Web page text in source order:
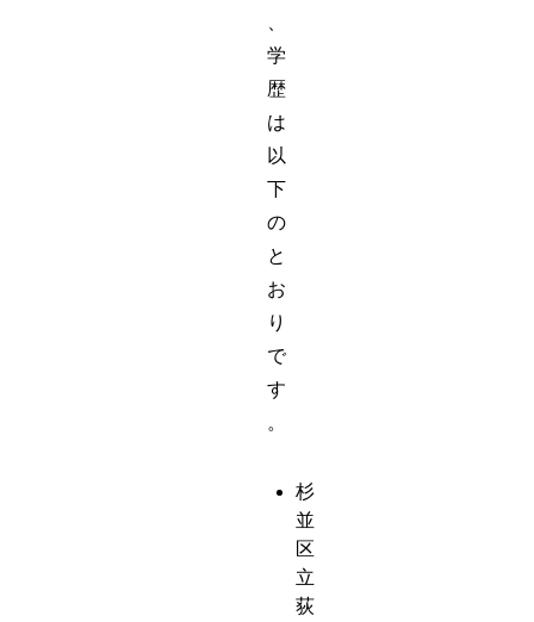
学
歴
は
以
下
の
と
お
り
で
す
。
杉
並
区
立
荻